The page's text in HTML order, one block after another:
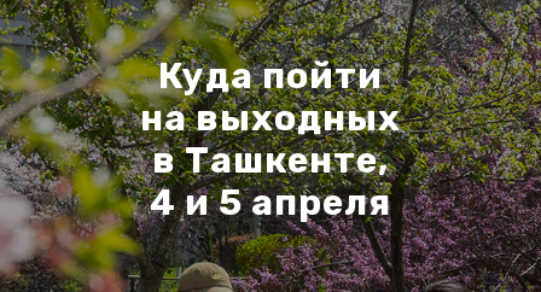
Куда пойти
на выходных
в Ташкенте,
4 и 5 апреля